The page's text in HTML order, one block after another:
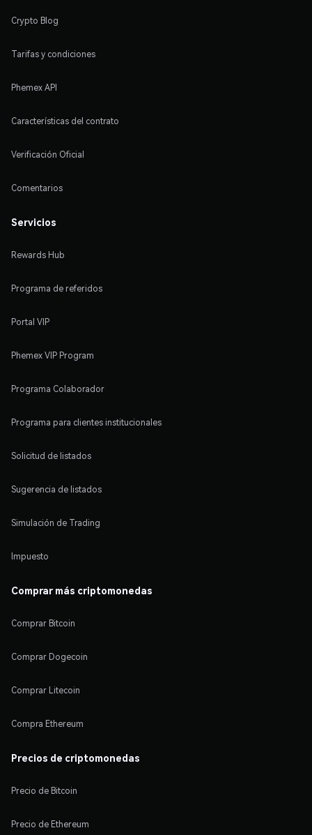
Crypto Blog
Tarifas y condiciones
Phemex API
Características del contrato
Verificación Oficial
Comentarios
Servicios
Rewards Hub
Programa de referidos
Portal VIP
Phemex VIP Program
Programa Colaborador
Programa para clientes institucionales
Solicitud de listados
Sugerencia de listados
Simulación de Trading
Impuesto
Comprar más criptomonedas
Comprar Bitcoin
Comprar Dogecoin
Comprar Litecoin
Compra Ethereum
Precios de criptomonedas
Precio de Bitcoin
Precio de Ethereum